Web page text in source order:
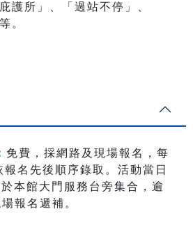
護所」、「過站不停」、
。
免費，採網路及現場報名，每
名先後順序錄取。活動當日
本館大門服務台旁集合，逾
報名遞補。